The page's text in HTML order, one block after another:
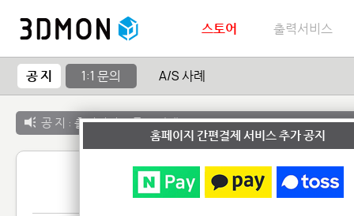
스토어 출력서비스
공 지 1:1 문의 A/S 사례
공 지 : 출력서비스 종료 안내
1:1 문
홈페이지 간편결제 서비스 추가 공지